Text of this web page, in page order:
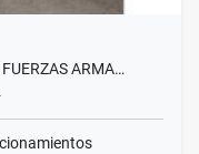
ARMA…